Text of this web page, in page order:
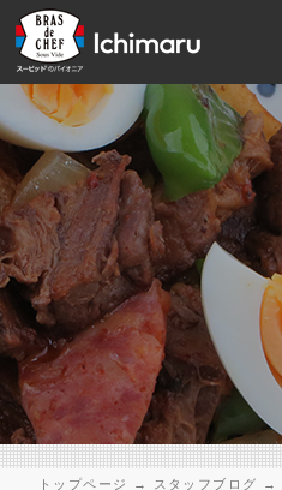
トップページ → スタッフブログ →